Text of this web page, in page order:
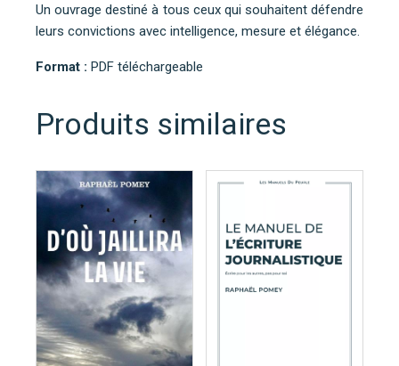
Un ouvrage destiné à tous ceux qui souhaitent défendre
leurs convictions avec intelligence, mesure et élégance.
Format : PDF téléchargeable
Produits similaires